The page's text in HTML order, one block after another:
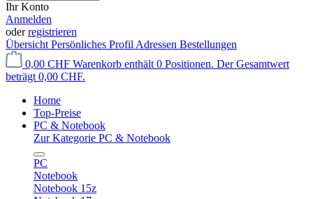
Ihr Konto
Anmelden
oderregistrieren
Übersicht Persönliches Profil Adressen Bestellungen
0,00 CHF Warenkorb enthält 0 Positionen. Der Gesamtwert
beträgt 0,00 CHF.
Home
Top-Preise
PC & Notebook
Zur Kategorie PC & Notebook
PC
Notebook
Notebook 15z